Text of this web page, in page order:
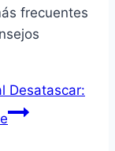
frecuentes
Desatascar: